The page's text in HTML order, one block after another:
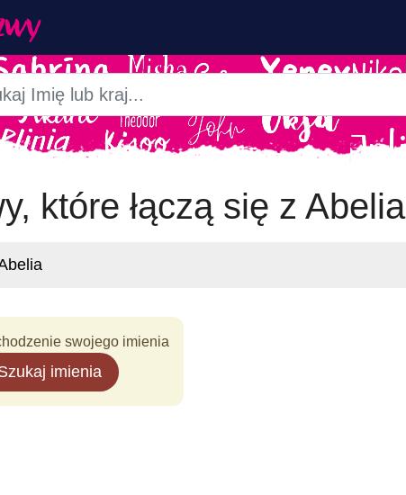
które łączą się z Abelia
swojego imienia
imienia